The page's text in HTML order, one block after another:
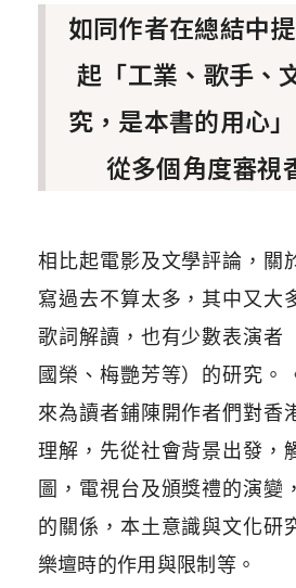
如同作者在總結中
起「工業、歌手、
究，是本書的用心
從多個角度審視
相比起電影及文學評論，關
寫過去不算太多，其中又大
歌詞解讀，也有少數表演者
國榮、梅艷芳等）的研究。
來為讀者鋪陳開作者們對香
理解，先從社會背景出發，
圖，電視台及頒獎禮的演變
的關係，本土意識與文化研
樂壇時的作用與限制等。